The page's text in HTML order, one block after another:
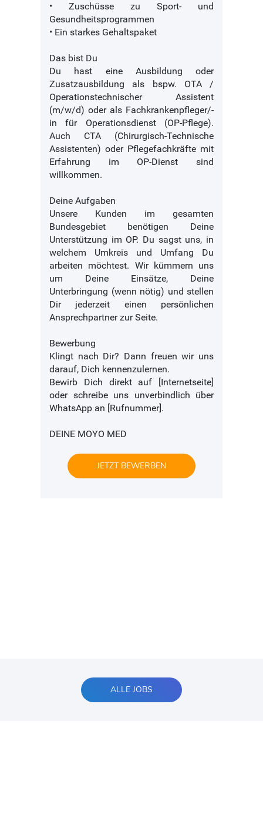
• Zuschüsse zu Sport- und
Gesundheitsprogrammen
• Ein starkes Gehaltspaket
Das bist Du
Du hast eine Ausbildung oder
Zusatzausbildung als bspw. OTA /
Operationstechnischer Assistent
(m/w/d) oder als Fachkrankenpfleger/-
in für Operationsdienst (OP-Pflege).
Auch CTA (Chirurgisch-Technische
Assistenten) oder Pflegefachkräfte mit
Erfahrung im OP-Dienst sind
willkommen.
Deine Aufgaben
Unsere Kunden im gesamten
Bundesgebiet benötigen Deine
Unterstützung im OP. Du sagst uns, in
welchem Umkreis und Umfang Du
arbeiten möchtest. Wir kümmern uns
um Deine Einsätze, Deine
Unterbringung (wenn nötig) und stellen
Dir jederzeit einen persönlichen
Ansprechpartner zur Seite.
Bewerbung
Klingt nach Dir? Dann freuen wir uns
darauf, Dich kennenzulernen.
Bewirb Dich direkt auf [Internetseite]
oder schreibe uns unverbindlich über
WhatsApp an [Rufnummer].
DEINE MOYO MED
JETZT BEWERBEN
ALLE JOBS